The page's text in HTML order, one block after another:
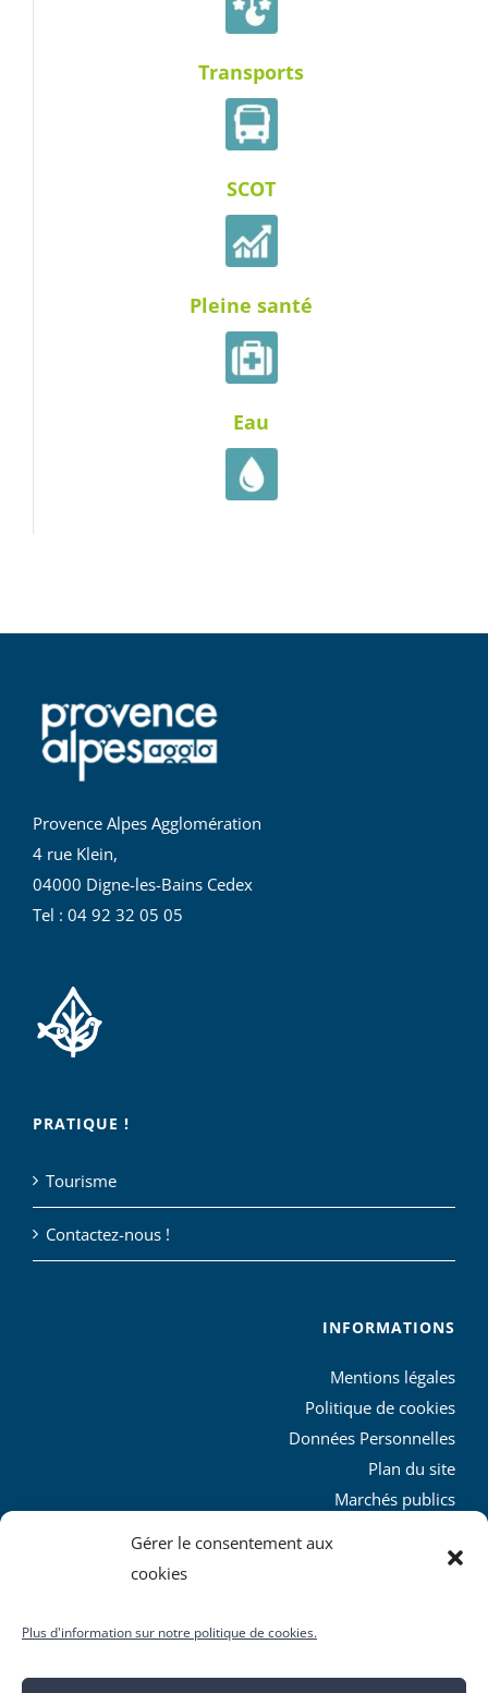
Gérer le consentement aux
cookies
Plus d'information sur notre politique de cookies.
Transports
SCOT
Pleine santé
Eau
Provence Alpes Agglomération
4 rue Klein,
04000 Digne-les-Bains Cedex
Tel : 04 92 32 05 05
PRATIQUE !
Tourisme
Contactez-nous !
INFORMATIONS
Mentions légales
Politique de cookies
Données Personnelles
Plan du site
Marchés publics
L’agglo recrute